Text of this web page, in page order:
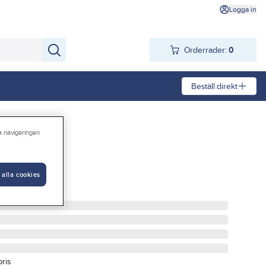
Logga in
Orderrader: 0
Beställ direkt
navigeringen
alla cookies